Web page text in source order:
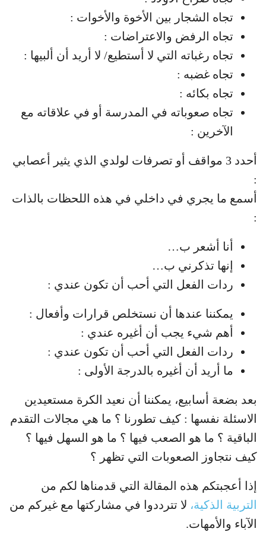
تجاه الشجار بين الأخوة والأخوات :
تجاه الرفض والاعتراضات :
تجاه رغباته التي لا أستطيع/ لا أريد أن ألبيها :
تجاه غضبه :
تجاه بكائه :
تجاه صعوباته في المدرسة أو في علاقاته مع
الآخرين :
أحدد 3 مواقف أو تصرفات لولدي الذي يثير أعصابي
:
أسمع ما يجري في داخلي في هذه اللحظات بالذات
:
أنا أشعر ب…
إنها تذكرني ب…
ردات الفعل التي أحب أن تكون عندي :
يمكننا عندها أن نستخلص قرارات وأفعال :
أهم شيء يجب أن أغيره عندي :
ردات الفعل التي أحب أن تكون عندي :
ما أريد أن أغيره بالدرجة الأولى :
بعد بضعة أسابيع، يمكننا أن نعيد الكرة مستعيدين
الاسئلة نفسها : كيف تطورنا ؟ ما هي مجالات التقدم
الباقية ؟ ما هو الصعب فيها ؟ ما هو السهل فيها ؟
كيف نتجاوز الصعوبات التي تظهر ؟
إذا أعجبتكم هذه المقالة التي قدمناها لكم من
التربية الذكية، لا تترددوا في مشاركتها مع غيركم من
الآباء والأمهات.